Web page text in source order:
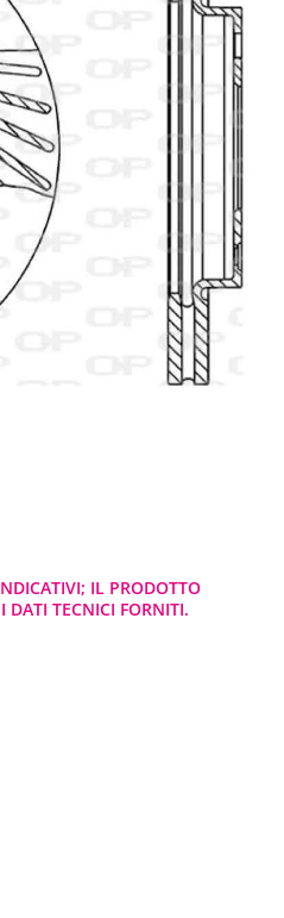
IL PRODOTTO
DATI TECNICI FORNITI.